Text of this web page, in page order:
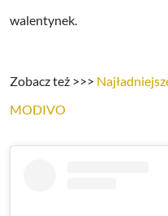
walentynek.
Zobacz też >>>
MODIVO